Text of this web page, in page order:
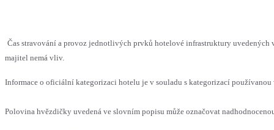
Čas stravování a provoz jednotlivých prvků hotelové infrastruktury uvedených
majitel nemá vliv.
Informace o oficiální kategorizaci hotelu je v souladu s kategorizací
Polovina hvězdičky uvedená ve slovním popisu může označovat